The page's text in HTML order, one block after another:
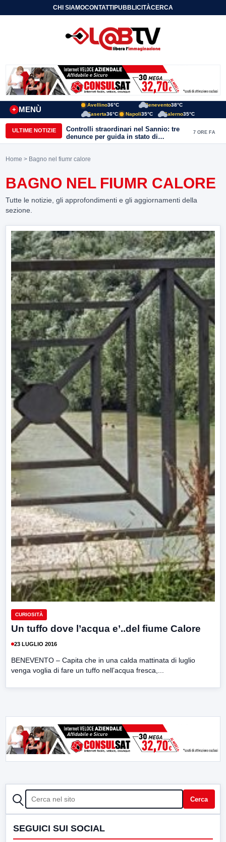
CHI SIAMOCONTATTIPUBBLICITÀCERCA
MENÙ
+
Avellino36°C Benevento38°C
Caserta36°C Napoli35°C Salerno35°C
ULTIME NOTIZIE
Controlli straordinari nel Sannio: tre
denunce per guida in stato di
ebbrezza, un arresto e 1.500 kg di
7 ORE FA
Home > Bagno nel fiumr calore
BAGNO NEL FIUMR CALORE
Tutte le notizie, gli approfondimenti e gli aggiornamenti della
sezione.
CURIOSITÀ
Un tuffo dove l’acqua e’..del fiume Calore
23 LUGLIO 2016
BENEVENTO – Capita che in una calda mattinata di luglio
venga voglia di fare un tuffo nell’acqua fresca,...
CERCA Cerca
SEGUICI SUI SOCIAL